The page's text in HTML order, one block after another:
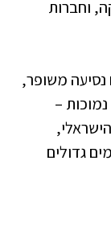
וחברות
נסיעה משופר,
–
גדולים